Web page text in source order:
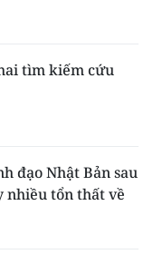
tìm kiếm cứu
đạo Nhật Bản sau
nhiều tổn thất về